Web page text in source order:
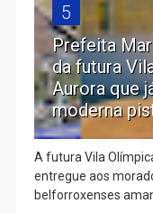
5
Prefeita
da futura
Aurora que
moderna
A futura Vila
entregue aos
belforroxenses